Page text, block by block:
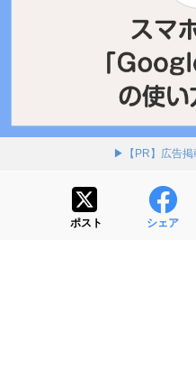
▶【PR】広告掲
ポスト シェア